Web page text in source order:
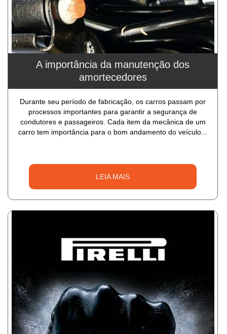
A importância da manutenção dos
amortecedores
Durante seu período de fabricação, os carros passam por
processos importantes para garantir a segurança de
condutores e passageiros. Cada item da mecânica de um
carro tem importância para o bom andamento do veículo...
LEIA MAIS